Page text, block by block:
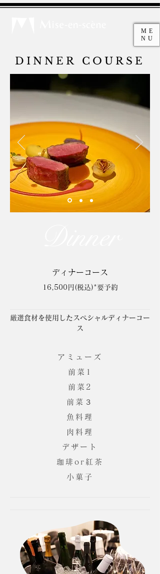
ME
NU
DINNER COURSE
ディナーコース
16,500 円(税込)*要予約
厳選食材を使用したスペシャルディナーコー
ス
アミューズ
前菜1
前菜2
前菜３
魚料理
肉料理
デザート
珈琲or紅茶
小菓子